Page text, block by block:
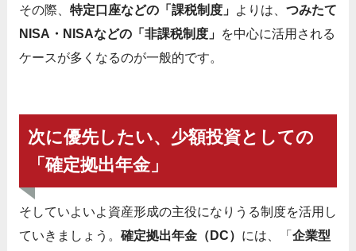
その際、 特定口座などの「課税制度」 よりは、 つみたて
NISA・NISAなどの「非課税制度」 を中心に活用される
ケースが多くなるのが一般的です。
次に優先したい、少額投資としての
「確定拠出年金」
そしていよいよ資産形成の主役になりうる制度を活用し
ていきましょう。 確定拠出年金（DC） には、「 企業型